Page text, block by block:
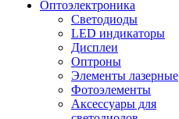
Oптоэлектроника
Светодиоды
LED индикаторы
Дисплеи
Оптроны
Элементы лазерные
Фотоэлементы
Аксессуары для